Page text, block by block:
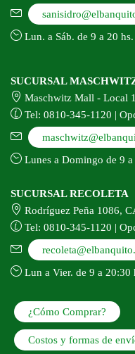
Lun. a Sáb. de 9 a 20
SUCURSAL
Maschwitz Mall - Local
Tel: 0810-345-1120 |
Lunes a Domingo de 9 a
SUCURSAL RECOLETA
Rodríguez Peña 1086,
Tel: 0810-345-1120 |
Lun a Vier. de 9 a 20:30
¿Cómo Comprar?
Costos y formas de